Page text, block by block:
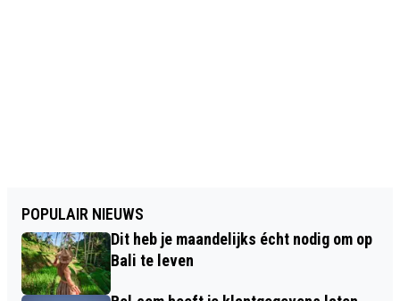
POPULAIR NIEUWS
Dit heb je maandelijks écht nodig om op
Bali te leven